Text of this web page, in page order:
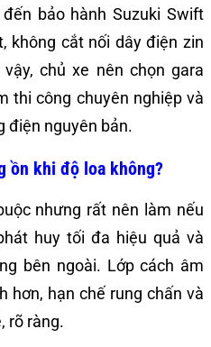
bảo hành Suzuki Swift
không cắt nối dây điện zin
chủ xe nên chọn gara
thi công chuyên nghiệp và
điện nguyên bản.
ồn khi độ loa không?
nhưng rất nên làm nếu
huy tối đa hiệu quả và
bên ngoài. Lớp cách âm
hơn, hạn chế rung chấn và
rõ ràng.